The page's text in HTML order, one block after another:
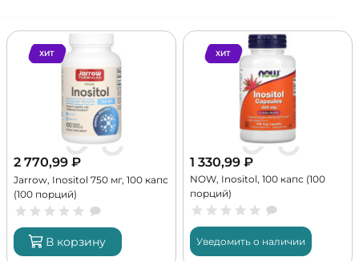
ХИТ
2 770,99 ₽
Jarrow, Inositol 750 мг, 100 капс
(100 порций)
В корзину
ХИТ
1 330,99 ₽
NOW, Inositol, 100 капс (100
порций)
Уведомить о наличии